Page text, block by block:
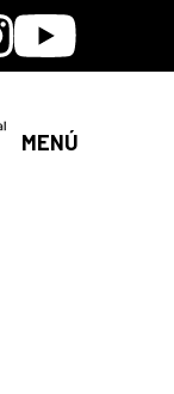
Youtube
MENÚ